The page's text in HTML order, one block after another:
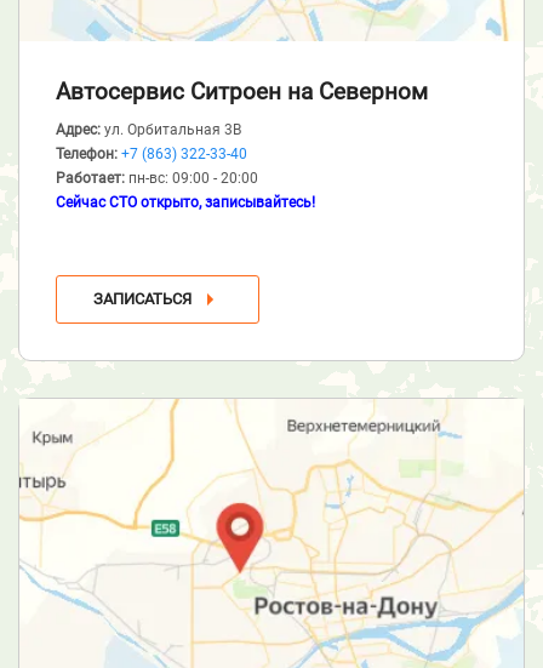
Автосервис Ситроен на Северном
Адрес: ул. Орбитальная 3В
Телефон: +7 (863) 322-33-40
Работает: пн-вс: 09:00 - 20:00
Сейчас СТО открыто, записывайтесь!
ЗАПИСАТЬСЯ